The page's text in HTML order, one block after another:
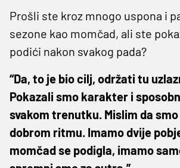
Prošli ste kroz mnogo uspona i
sezone kao momčad, ali ste
podići nakon svakog pada?
“Da, to je bio cilj, održati tu
Pokazali smo karakter i
svakom trenutku. Mislim da smo
dobrom ritmu. Imamo dvije
momčad se podigla, imamo